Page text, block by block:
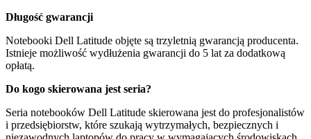
Długość gwarancji
Notebooki Dell Latitude objęte są trzyletnią gwarancją producenta.
Istnieje możliwość wydłużenia gwarancji do 5 lat za dodatkową
opłatą.
Do kogo skierowana jest seria?
Seria notebooków Dell Latitude skierowana jest do profesjonalistów
i przedsiębiorstw, które szukają wytrzymałych, bezpiecznych i